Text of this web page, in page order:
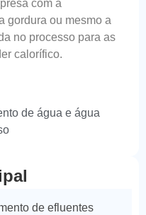
de água e água
com a
gordura ou mesmo a
no processo para as
calorífico.
de efluentes